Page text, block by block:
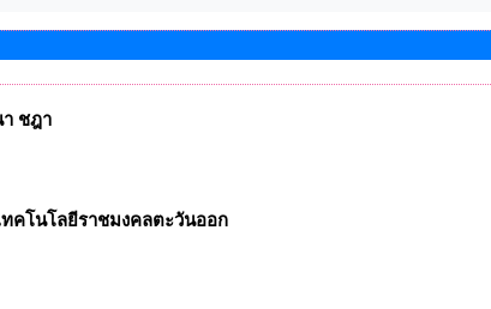
า ชฎา
คโนโลยีราชมงคลตะวันออก